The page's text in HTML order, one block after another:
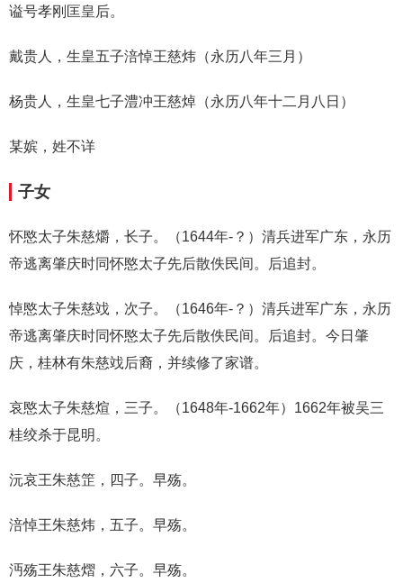
谥号孝刚匡皇后。
戴贵人，生皇五子涪悼王慈炜（永历八年三月）
杨贵人，生皇七子澧冲王慈焯（永历八年十二月八日）
某嫔，姓不详
子女
怀愍太子朱慈爝，长子。（1644年-？）清兵进军广东，永历
帝逃离肇庆时同怀愍太子先后散佚民间。后追封。
悼愍太子朱慈䇅，次子。（1646年-？）清兵进军广东，永历
帝逃离肇庆时同怀愍太子先后散佚民间。后追封。今日肇
庆，桂林有朱慈䇅后裔，并续修了家谱。
哀愍太子朱慈煊，三子。（1648年-1662年）1662年被吴三
桂绞杀于昆明。
沅哀王朱慈䇥，四子。早殇。
涪悼王朱慈炜，五子。早殇。
沔殇王朱慈熠，六子。早殇。